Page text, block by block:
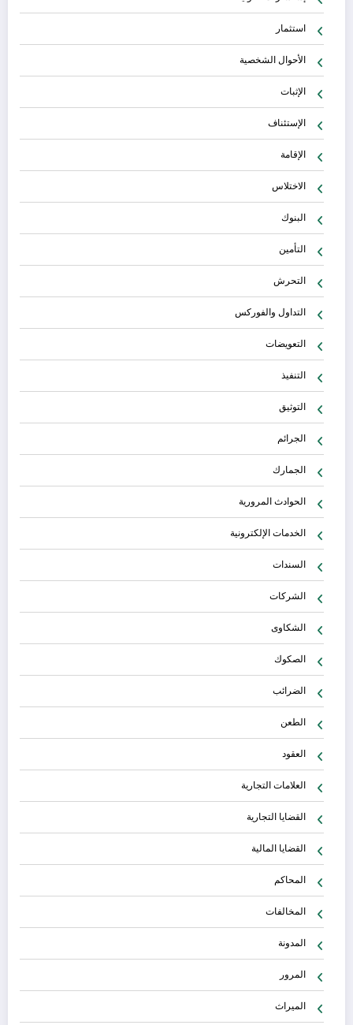
استثمار
الأحوال الشخصية
الإثبات
الإستئناف
الإقامة
الاختلاس
البنوك
التأمين
التحرش
التداول والفوركس
التعويضات
التنفيذ
التوثيق
الجرائم
الجمارك
الحوادث المرورية
الخدمات الإلكترونية
السندات
الشركات
الشكاوى
الصكوك
الضرائب
الطعن
العقود
العلامات التجارية
القضايا التجارية
القضايا المالية
المحاكم
المخالفات
المدونة
المرور
الميراث